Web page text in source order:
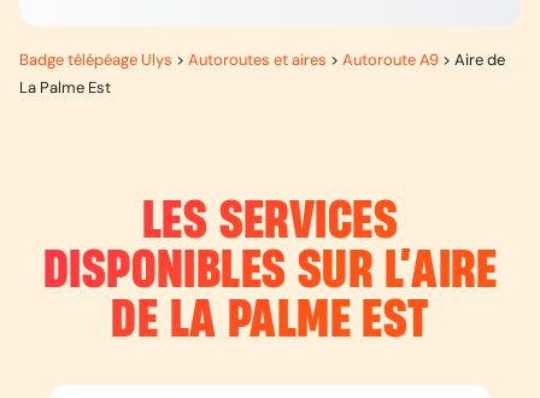
Badge télépéage Ulys > Autoroutes et aires > Autoroute A9 > Aire de
La Palme Est
LES SERVICES
DISPONIBLES SUR L’AIRE
DE LA PALME EST